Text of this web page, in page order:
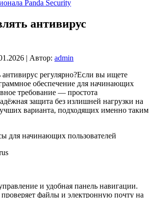
Panda Security
антивирус
| Автор: admin
Если вы ищете
обеспечение для начинающих
требование — простота
защита без излишней нагрузки на
варианта, подходящих именно таким
для начинающих пользователей
и удобная панель навигации.
файлы и электронную почту на